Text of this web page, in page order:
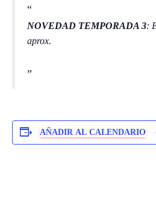
NOVEDAD TEMPORADA 3:
aprox.
AÑADIR AL CALENDARIO